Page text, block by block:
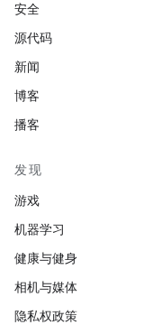
安全
源代码
新闻
博客
播客
发现
游戏
机器学习
健康与健身
相机与媒体
隐私权政策